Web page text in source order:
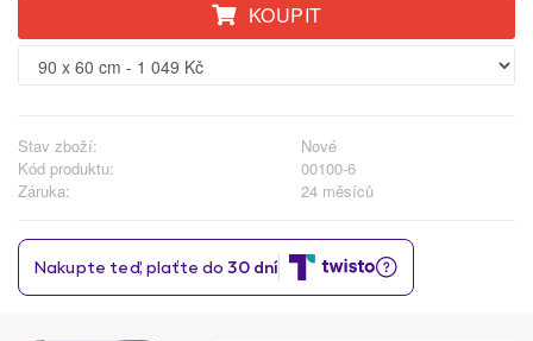
KOUPIT
Stav zboží:
Nové
Kód produktu:
00100-6
Záruka:
24 měsíců